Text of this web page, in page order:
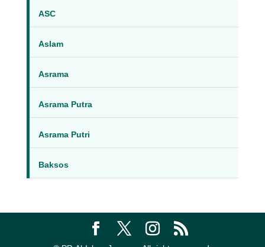
ASC
Aslam
Asrama
Asrama Putra
Asrama Putri
Baksos